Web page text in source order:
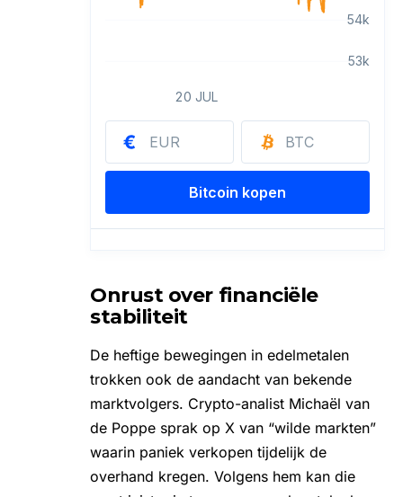
Onrust over financiële
stabiliteit
De heftige bewegingen in edelmetalen
trokken ook de aandacht van bekende
marktvolgers. Crypto-analist Michaël van
de Poppe sprak op X van “wilde markten”
waarin paniek verkopen tijdelijk de
overhand kregen. Volgens hem kan die